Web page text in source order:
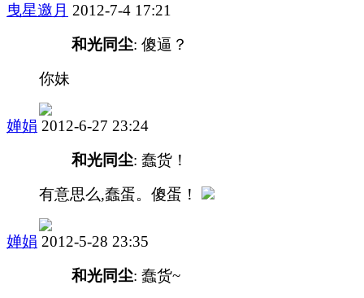
曳星邀月 2012-7-4 17:21
和光同尘: 傻逼？
你妹
婵娟 2012-6-27 23:24
和光同尘: 蠢货！
有意思么,蠢蛋。傻蛋！
婵娟 2012-5-28 23:35
和光同尘: 蠢货~